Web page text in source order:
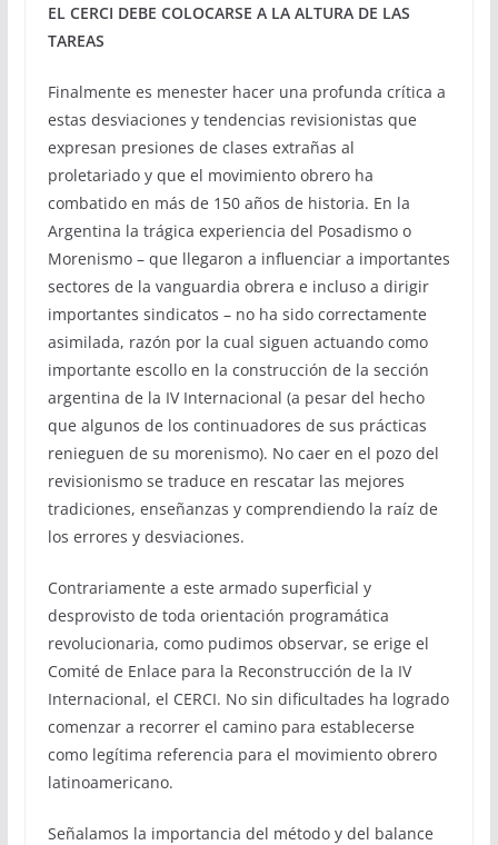
EL CERCI DEBE COLOCARSE A LA ALTURA DE LAS
TAREAS
Finalmente es menester hacer una profunda crítica a
estas desviaciones y tendencias revisionistas que
expresan presiones de clases extrañas al
proletariado y que el movimiento obrero ha
combatido en más de 150 años de historia. En la
Argentina la trágica experiencia del Posadismo o
Morenismo – que llegaron a influenciar a importantes
sectores de la vanguardia obrera e incluso a dirigir
importantes sindicatos – no ha sido correctamente
asimilada, razón por la cual siguen actuando como
importante escollo en la construcción de la sección
argentina de la IV Internacional (a pesar del hecho
que algunos de los continuadores de sus prácticas
renieguen de su morenismo). No caer en el pozo del
revisionismo se traduce en rescatar las mejores
tradiciones, enseñanzas y comprendiendo la raíz de
los errores y desviaciones.
Contrariamente a este armado superficial y
desprovisto de toda orientación programática
revolucionaria, como pudimos observar, se erige el
Comité de Enlace para la Reconstrucción de la IV
Internacional, el CERCI. No sin dificultades ha logrado
comenzar a recorrer el camino para establecerse
como legítima referencia para el movimiento obrero
latinoamericano.
Señalamos la importancia del método y del balance